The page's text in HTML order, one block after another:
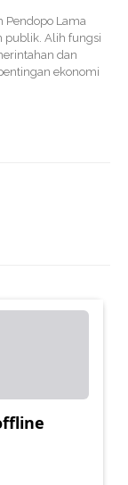
Pendopo Lama
publik. Alih fungsi
dan
ekonomi